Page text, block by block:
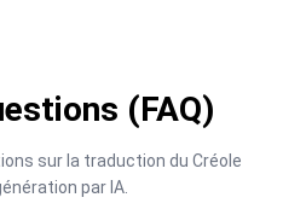
(FAQ)
sur la traduction du Créole
par IA.